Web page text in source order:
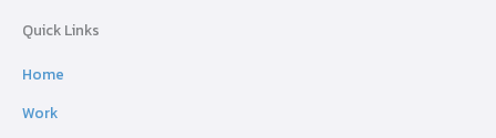
Quick Links
Home
Work